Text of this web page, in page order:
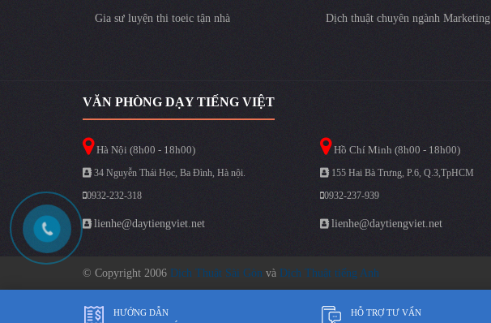
Gia sư luyện thi toeic tận nhà Dịch thuật chuyên ngành Marketing
VĂN PHÒNG DẠY TIẾNG VIỆT
Hà Nội (8h00 - 18h00)
34 Nguyễn Thái Học, Ba Đình, Hà nội.
0932-232-318
lienhe@daytiengviet.net
Hồ Chí Minh (8h00 - 18h00)
155 Hai Bà Trưng, P.6, Q.3,TpHCM
0932-237-939
lienhe@daytiengviet.net
© Copyright 2006 Dịch Thuật Sài Gòn và Dịch Thuật tiếng Anh
HƯỚNG DẪN HỖ TRỢ TƯ VẤN